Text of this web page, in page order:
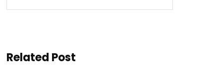
Related Post